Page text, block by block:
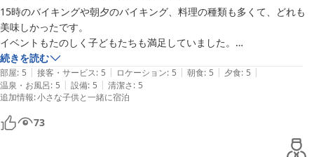
す。
次回もさらに素敵なお時間をお過ごしいただけるよう、サービス向
上に努めてまいります。この度は貴重なご感想をお寄せいただき、
ありがとうございました。
またのご来館をスタッフ一同、心よりお待ち申し上げております。
里創人 熊野倶楽部
2026-07-17
15時のバイキングや朝夕のバイキング、料理の種類も多くて、どれも
美味しかったです。
イベントもたのしく子どもたちも満足していました。
部屋も広くてお風呂もあり、一泊ではもったいなかったです。また行き
たいと思います。
お酒も種類豊富で好みに合わせて薦めていただけてよかったです。
続きを読む
部屋: 5 | 接客・サービス: 5 | ロケーション: 5 | 朝食: 5 | 夕食: 5 |
温泉・お風呂: 5 | 設備: 5 | 清潔さ: 5
追加情報:小さな子供と一緒に宿泊
73